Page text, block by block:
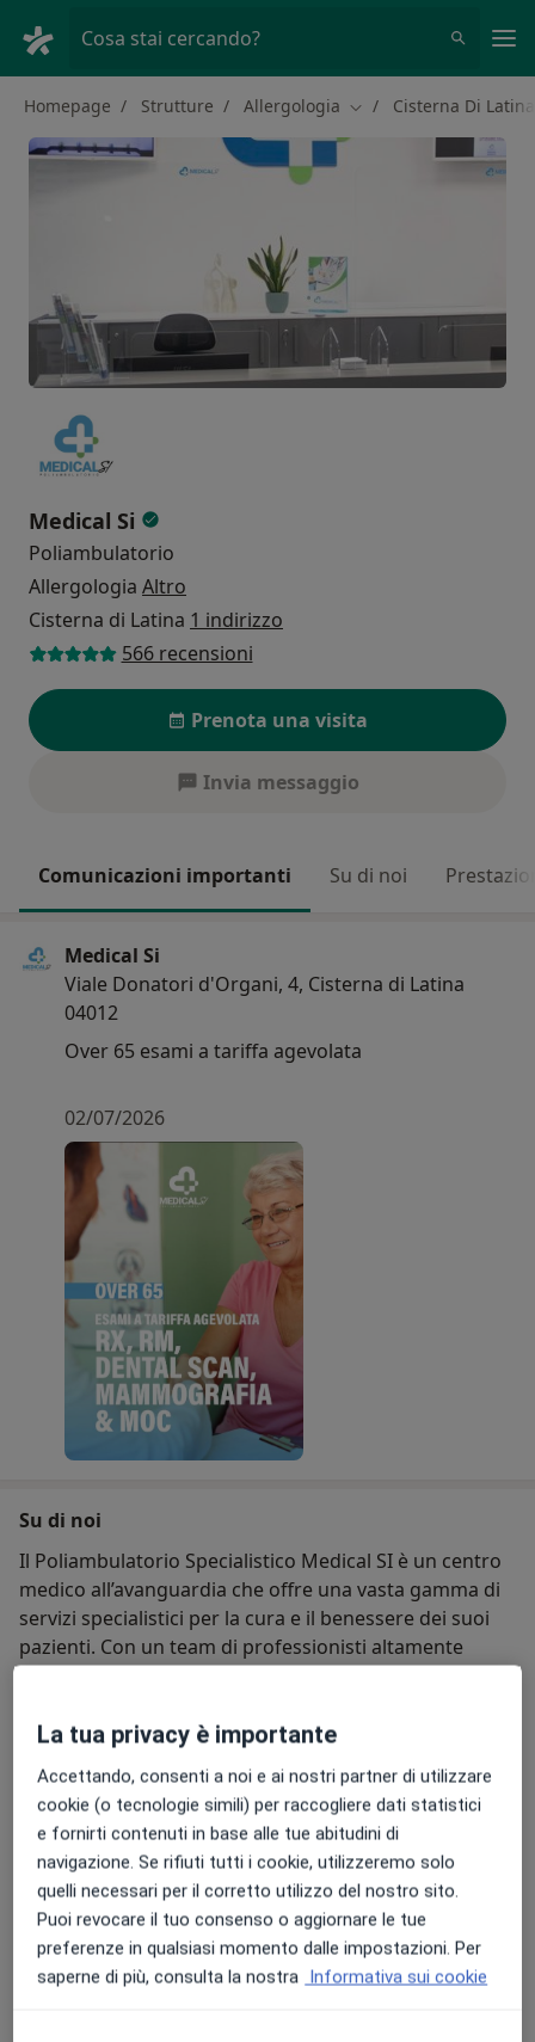
Cosa stai cercando?
Homepage Strutture Allergologia Cambia città
Cisterna Di Latina
Medical Si
Poliambulatorio
Allergologia Altro
Cisterna di Latina 1 indirizzo
566 recensioni
Prenota una visita
Invia messaggio
Comunicazioni importanti Su di noi
Medical Si
Viale Donatori d'Organi, 4, Cisterna di Latina
04012
Over 65 esami a tariffa agevolata
02/07/2026
Su di noi
Il Poliambulatorio Specialistico Medical SI è un centro
medico all’avanguardia che offre una vasta gamma di
servizi specialistici per la cura e il benessere dei suoi
pazienti. Con un team di professionisti altamente
alta qualità.
Le nostre specializzazioni Mostra tutto
Cardiologia
Chirurgia
generale
La tua privacy è importante
Accettando, consenti a noi e ai nostri partner di utilizzare
cookie (o tecnologie simili) per raccogliere dati statistici
e fornirti contenuti in base alle tue abitudini di
navigazione. Se rifiuti tutti i cookie, utilizzeremo solo
quelli necessari per il corretto utilizzo del nostro sito.
Puoi revocare il tuo consenso o aggiornare le tue
preferenze in qualsiasi momento dalle impostazioni. Per
saperne di più, consulta la nostra Informativa sui cookie